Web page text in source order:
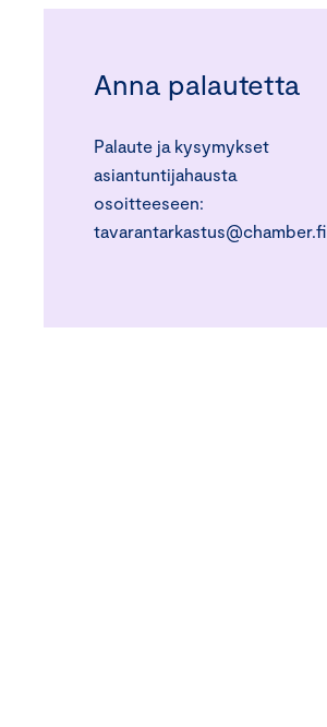
Anna palautetta
Palaute ja kysymykset
asiantuntijahausta
osoitteeseen:
tavarantarkastus@chamber.fi